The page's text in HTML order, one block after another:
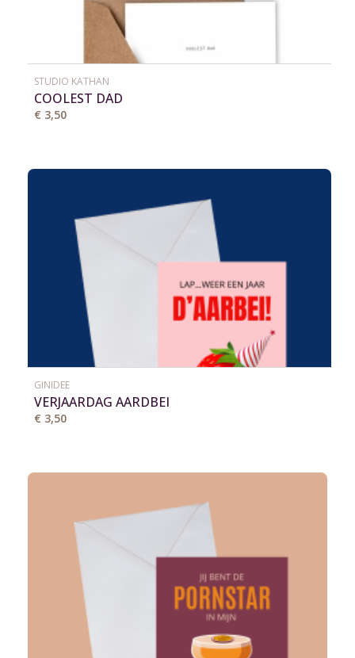
STUDIO KATHAN
COOLEST DAD
€ 3,50
GINIDEE
VERJAARDAG AARDBEI
€ 3,50